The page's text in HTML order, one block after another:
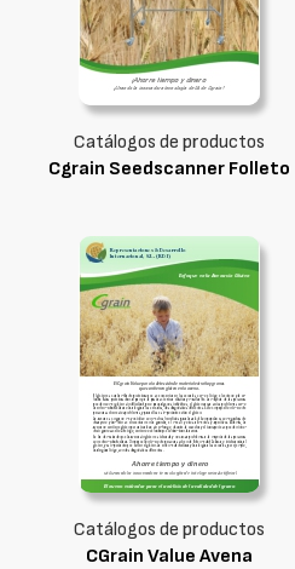
Catálogos de productos
Cgrain Seedscanner Folleto
Catálogos de productos
CGrain Value Avena